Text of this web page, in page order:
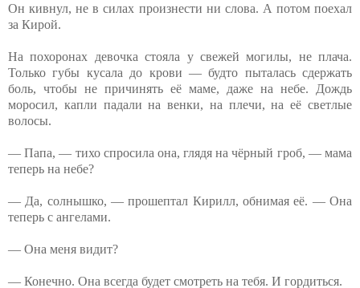
Он кивнул, не в силах произнести ни слова. А потом поехал
за Кирой.
На похоронах девочка стояла у свежей могилы, не плача.
Только губы кусала до крови — будто пыталась сдержать
боль, чтобы не причинять её маме, даже на небе. Дождь
моросил, капли падали на венки, на плечи, на её светлые
волосы.
— Папа, — тихо спросила она, глядя на чёрный гроб, — мама
теперь на небе?
— Да, солнышко, — прошептал Кирилл, обнимая её. — Она
теперь с ангелами.
— Она меня видит?
— Конечно. Она всегда будет смотреть на тебя. И гордиться.